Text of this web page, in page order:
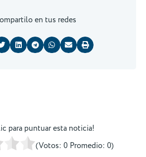
en tus redes
para puntuar esta noticia!
(Votos: 0 Promedio: 0)